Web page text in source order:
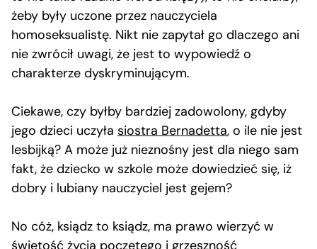
żeby były uczone przez nauczyciela
homoseksualistę. Nikt nie zapytał go dlaczego ani
nie zwrócił uwagi, że jest to wypowiedź o
charakterze dyskryminującym.
Ciekawe, czy byłby bardziej zadowolony, gdyby
jego dzieci uczyła siostra Bernadetta, o ile nie jest
lesbijką? A może już nieznośny jest dla niego sam
fakt, że dziecko w szkole może dowiedzieć się, iż
dobry i lubiany nauczyciel jest gejem?
No cóż, ksiądz to ksiądz, ma prawo wierzyć w
świętość życia poczętego i grzeszność